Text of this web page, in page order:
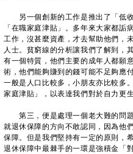
另一個創新的工作是推出了「低收
「在職家庭津貼」。多年來大家都詬
工作，沒甚麼資產，才去幫助他們，
人士。貧窮線的分析讓我們了解到，
有一個特質，他們主要的成年人都願
術，他們能夠賺到的錢可能不足夠應
一般是人口比較多，小朋友亦比較多
家庭津貼」，以表達我們對於自力更
第三，便是處理一個老大難的問
就退休保障的方向不敢認同，因為他
保障。但是我們堅持有一定的原則，
退休保障中最棘手的一環是強積金「